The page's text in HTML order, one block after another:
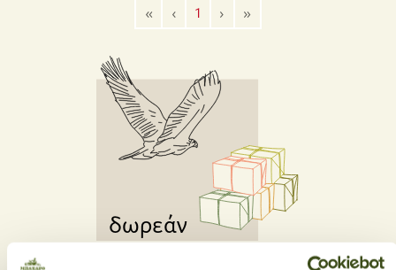
« ‹ 1 › »
δωρεάν
αποστολές